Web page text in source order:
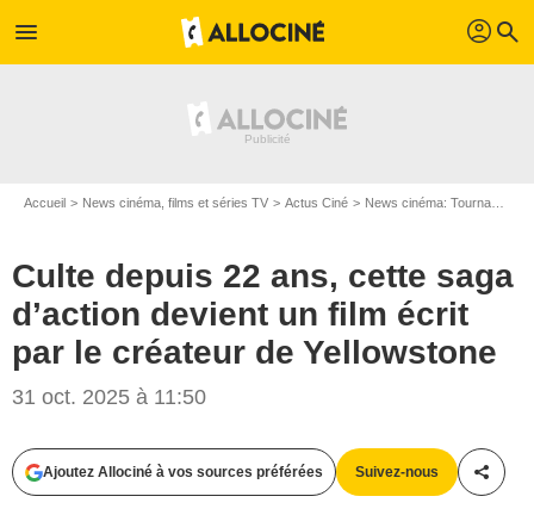
menu profil search
Accueil News cinéma, films et séries TV Actus Ciné News cinéma: Tournages
Culte depuis 22 ans, cette saga
d’action devient un film écrit
par le créateur de Yellowstone
31 oct. 2025 à 11:50
Ajoutez Allociné à vos sources préférées Suivez-nous